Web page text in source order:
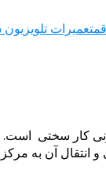
تعمیرات
کار سختی است.
آن به